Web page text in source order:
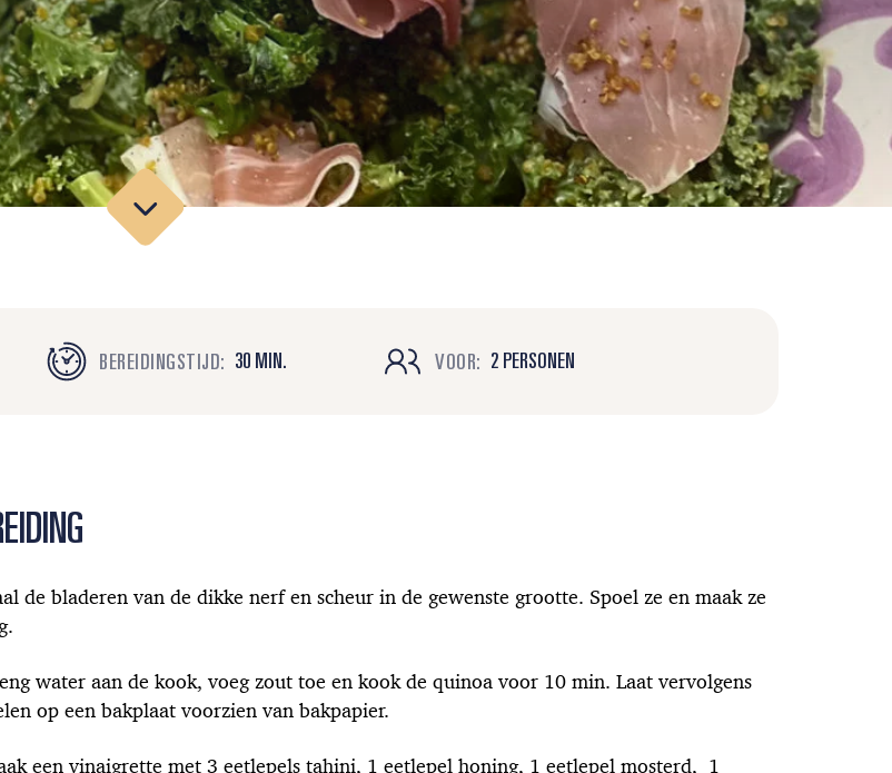
BEREIDINGSTIJD: 30 MIN. VOOR: 2 PERSONEN
de bladeren van de dikke nerf en scheur in de gewenste grootte. Spoel ze en maak ze
water aan de kook, voeg zout toe en kook de quinoa voor 10 min. Laat vervolgens
op een bakplaat voorzien van bakpapier.
een vinaigrette met 3 eetlepels tahini, 1 eetlepel honing, 1 eetlepel mosterd, 1